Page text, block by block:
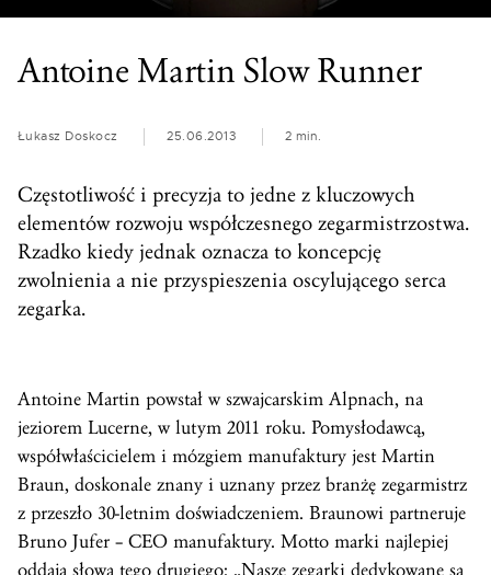
Antoine Martin Slow Runner
Łukasz Doskocz 25.06.2013 2 min.
Częstotliwość i precyzja to jedne z kluczowych
elementów rozwoju współczesnego zegarmistrzostwa.
Rzadko kiedy jednak oznacza to koncepcję
zwolnienia a nie przyspieszenia oscylującego serca
zegarka.
Antoine Martin powstał w szwajcarskim Alpnach, na
jeziorem Lucerne, w lutym 2011 roku. Pomysłodawcą,
współwłaścicielem i mózgiem manufaktury jest Martin
Braun, doskonale znany i uznany przez branżę zegarmistrz
z przeszło 30-letnim doświadczeniem. Braunowi partneruje
Bruno Jufer – CEO manufaktury. Motto marki najlepiej
oddają słowa tego drugiego: „Nasze zegarki dedykowane są